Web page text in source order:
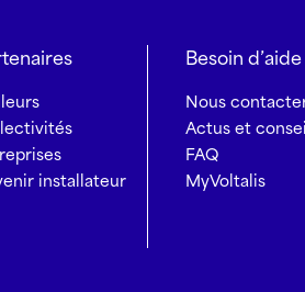
installateur
Besoin d’aide
Nous
Actus et
FAQ
MyVoltalis